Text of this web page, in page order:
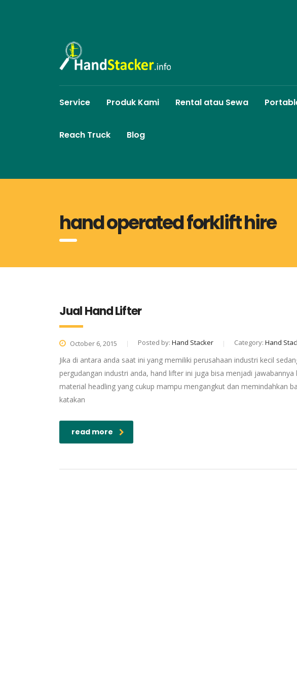
Service Produk Kami Rental atau Sewa
Reach Truck Blog
hand operated forklift hire
Jual Hand Lifter
October 6, 2015 Posted by: Hand Stacker Category: Hand
Jika di antara anda saat ini yang memiliki perusahaan industri kecil
pergudangan industri anda, hand lifter ini juga bisa menjadi
material headling yang cukup mampu mengangkut dan memindahkan
katakan
read more